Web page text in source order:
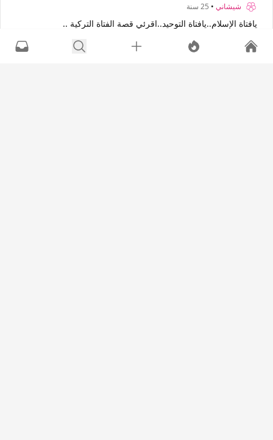
شيشاني • 25 سنة
يافتاة الإسلام..يافتاة التوحيد..اقرئي قصة الفتاة التركية ..
عدم إعجاب
آخر رد: 25 سنة